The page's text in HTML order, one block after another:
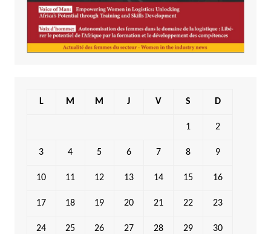
L M M J V S D
1 2
3 4 5 6 7 8 9
10 11 12 13 14 15 16
17 18 19 20 21 22 23
24 25 26 27 28 29 30